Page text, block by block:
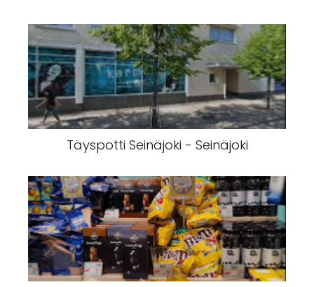
Täyspotti Seinäjoki - Seinäjoki